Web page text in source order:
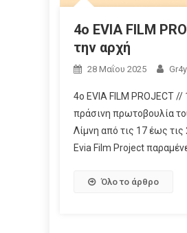
4ο EVIA FILM
την αρχή
28 Μαΐου 2025
4ο EVIA FILM PROJECT
πράσινη πρωτοβουλία
Λίμνη από τις 17 έως
Evia Film Project
Όλο το άρθρο